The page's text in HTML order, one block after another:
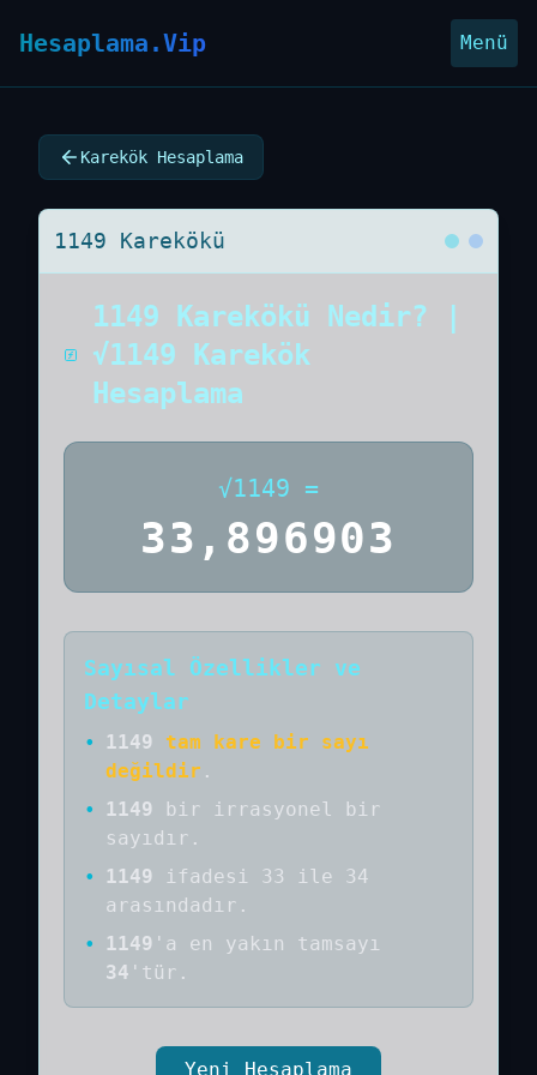
Hesaplama.Vip Menü
Karekök Hesaplama
1149 Karekökü
1149 Karekökü Nedir? |
√1149 Karekök
Hesaplama
√1149 =
33,896903
Sayısal Özellikler ve
Detaylar
• 1149
tam kare bir sayı
değildir .
•
1149 bir
irrasyonel bir
sayıdır .
•
1149
ifadesi 33 ile 34
arasındadır.
•
1149 'a en yakın tamsayı
34 'tür.
Yeni Hesaplama